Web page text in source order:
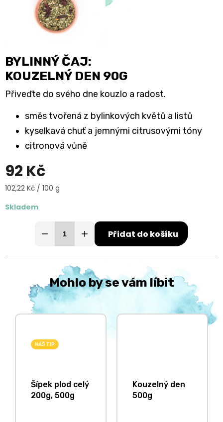
BYLINNÝ ČAJ:
KOUZELNÝ DEN 90G
Přiveďte do svého dne kouzlo a radost.
směs tvořená z bylinkových květů a listů
kyselkavá chuť a jemnými citrusovými tóny
citronová vůně
92 Kč
Měrná
102,22 Kč / 100 g
Skladem
Přidat do košíku
Mohlo by se vám líbit
NÁŠ TIP
Šípek plod celý
200g, 500g
Kouzelný den
500g